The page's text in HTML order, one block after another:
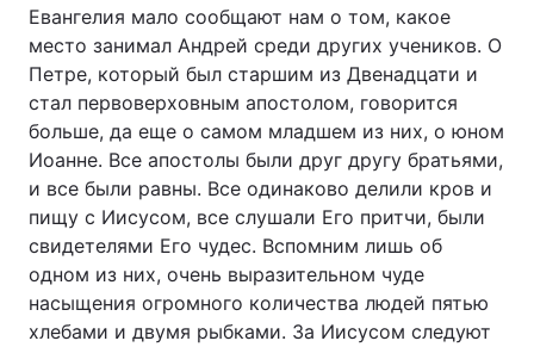
Евангелия мало сообщают нам о том, какое
место занимал Андрей среди других учеников. О
Петре, который был старшим из Двенадцати и
стал первоверховным апостолом, говорится
больше, да еще о самом младшем из них, о юном
Иоанне. Все апостолы были друг другу братьями,
и все были равны. Все одинаково делили кров и
пищу с Иисусом, все слушали Его притчи, были
свидетелями Его чудес. Вспомним лишь об
одном из них, очень выразительном чуде
насыщения огромного количества людей пятью
хлебами и двумя рыбками. За Иисусом следуют